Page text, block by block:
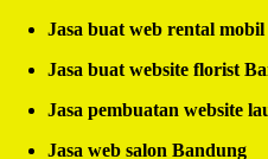
Jasa buat web rental
Jasa buat website florist
Jasa pembuatan website
Jasa web salon Bandung